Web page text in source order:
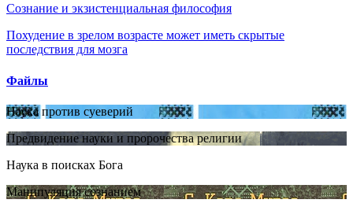
Сознание и экзистенциальная философия
Похудение в зрелом возрасте может иметь скрытые
последствия для мозга
Файлы
Наука против суеверий
Предвидение науки и пророчества религии
Наука в поисках Бога
Манипуляция сознанием